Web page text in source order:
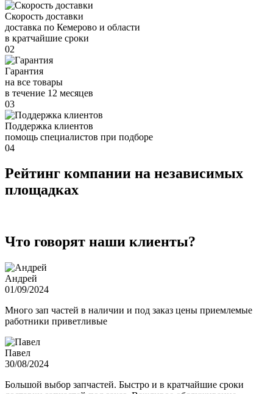
Скорость доставки
доставка по Кемерово и области
в кратчайшие сроки
02
Гарантия
на все товары
в течение 12 месяцев
03
Поддержка клиентов
помощь специалистов при подборе
04
Рейтинг компании на независимых
площадках
Что говорят наши клиенты?
Андрей
01/09/2024
Много зап частей в наличии и под заказ цены приемлемые
работники приветливые
Павел
30/08/2024
Большой выбор запчастей. Быстро и в кратчайшие сроки